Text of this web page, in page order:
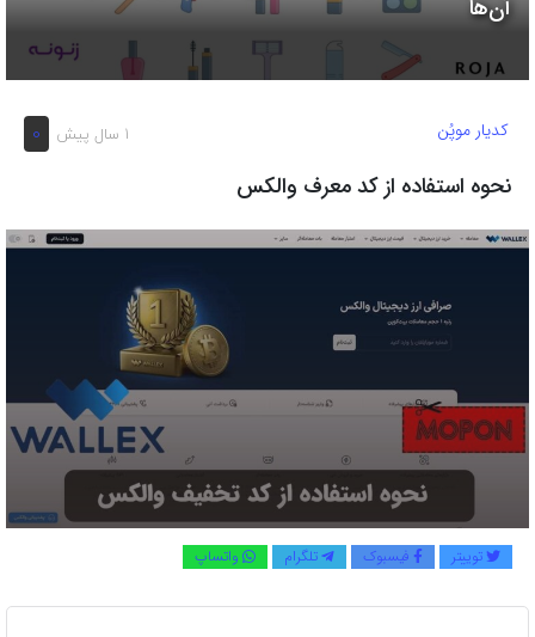
آن‌ها
1 سال پیش 0 کدیار موپُن
نحوه استفاده از کد معرف والکس
توییتر فیسبوک تلگرام واتساپ